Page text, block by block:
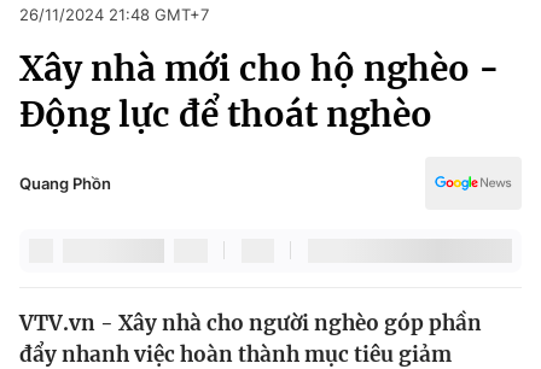
Chuyên mục
Chính trị
Xã hội
Y tế
Xã hội
Pháp luật
Thể thao
Văn hóa - Giải trí
Đời sống
Giáo dục
26/11/2024 21:48 GMT+7
Xây nhà mới cho hộ nghèo -
Động lực để thoát nghèo
Quang Phồn
VTV.vn - Xây nhà cho người nghèo góp phần
đẩy nhanh việc hoàn thành mục tiêu giảm